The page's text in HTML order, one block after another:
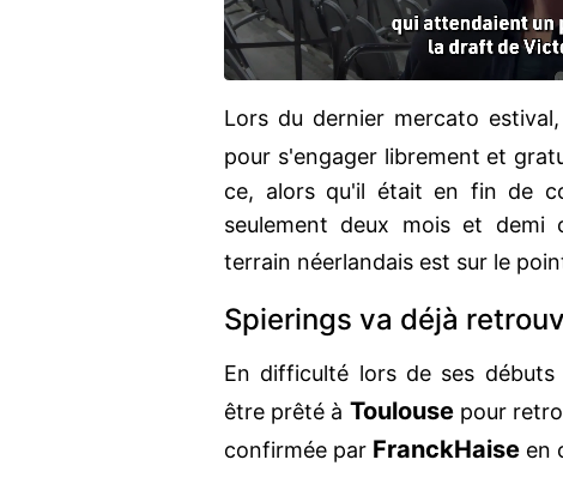
Lors du dernier mercato estival,
pour s'engager librement et
ce, alors qu'il était en fin de
seulement deux mois et demi
terrain néerlandais est sur le
Spierings va déjà
En difficulté lors de ses débuts
être prêté à Toulousepour
confirmée par FranckHaise en